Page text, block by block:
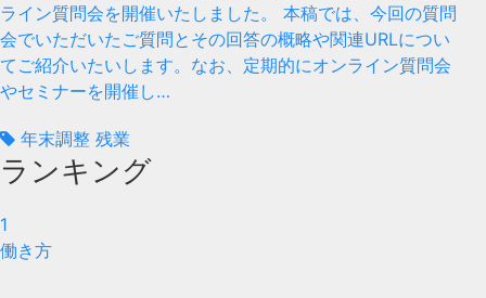
ライン質問会を開催いたしました。 本稿では、今回の質問
会でいただいたご質問とその回答の概略や関連URLについ
てご紹介いたいします。なお、定期的にオンライン質問会
やセミナーを開催し…
年末調整 残業
ランキング
1
働き方